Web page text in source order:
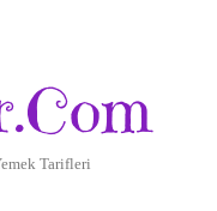
Tarifleri